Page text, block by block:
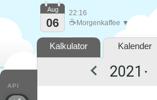
API
Aug
06
22:16
☕ Morgenkaffee ▼
Kalkulator Kalender
▼